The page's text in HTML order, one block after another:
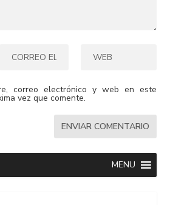
correo electrónico y web en este
vez que comente.
MENU